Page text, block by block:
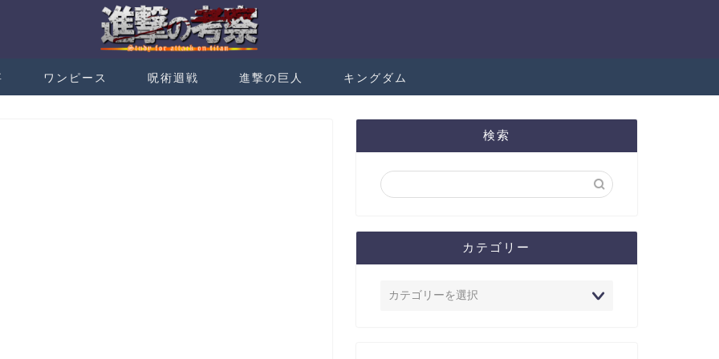
ワンピース 呪術迴戦 進撃の巨人 キングダム
検索
カテゴリー